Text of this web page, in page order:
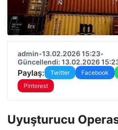
admin•13.02.2026 15:23•
Güncellendi: 13.02.2026
Paylaş: Twitter Facebook
Pinterest
Uyuşturucu